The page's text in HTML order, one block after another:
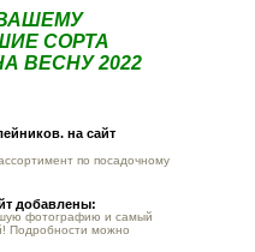
СОРТА
ВЕСНУ 2022
на сайт
по посадочному
добавлены:
фотографию и самый
Подробности можно